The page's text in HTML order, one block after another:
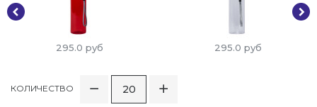
295.0 руб 295.0 руб
КОЛИЧЕСТВО